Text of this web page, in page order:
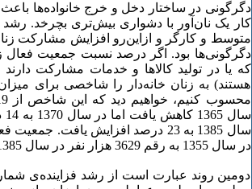
دگرگونی در ساختار دخل و خرج خانواده‌­ها
کار یک نان‌‌آور با دشواری بیش‌تری بچرخد. رشد
متوسط و کارگر و ازاین‌­رو افزایش مشارکت
دگرگونی‌­ها بود. اگر درصد نسبت جمعیت فعال
که یا در تولید کالاها و خدمات مشارکت دارند
هستند) به زنان خانه‌­دار را شاخصی برای
در سال 1355 به رقم 3629 هزار نفر در سال 1385 رسید.[2]
دومین روند عبارت است از رشد فزاینده‌­ی